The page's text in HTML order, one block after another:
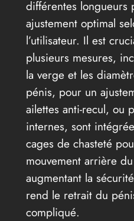
différentes longueurs
ajustement optimal
l’utilisateur. Il est
plusieurs mesures,
la verge et les
pénis, pour un
ailettes anti-recul, ou
internes, sont
cages de chasteté
mouvement arrière
augmentant la
rend le retrait du
compliqué.